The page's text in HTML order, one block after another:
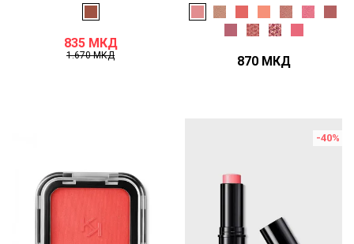
835 МКД
1.670МКД 870 МКД
-40%